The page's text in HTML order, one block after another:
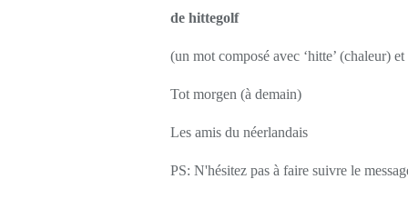
de hittegolf
(un mot composé avec ‘hitte’ (chaleur)
Tot morgen (à demain)
Les amis du néerlandais
PS: N'hésitez pas à faire suivre le